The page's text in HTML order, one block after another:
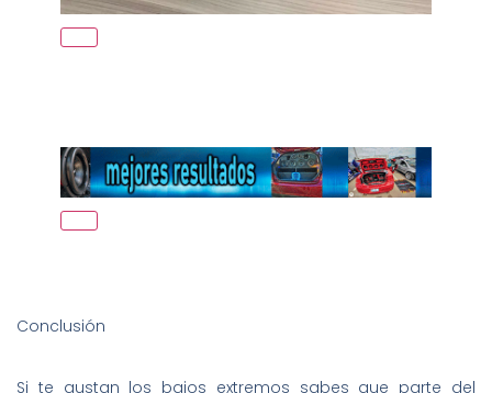
Conclusión
Si te gustan los bajos extremos sabes que parte del